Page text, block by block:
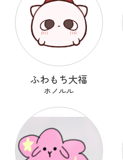
ふわもち大福
ホノルル